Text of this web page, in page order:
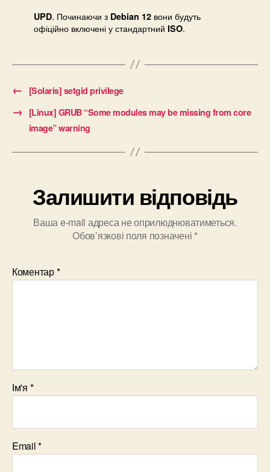
UPD. Починаючи з Debian 12 вони будуть
офіційно включені у стандартний ISO.
← [Solaris] setgid privilege
→
[Linux] GRUB “Some modules may be missing from core
image” warning
Залишити відповідь
Ваша e-mail адреса не оприлюднюватиметься.
Обов’язкові поля позначені *
Коментар*
Ім'я *
Email*